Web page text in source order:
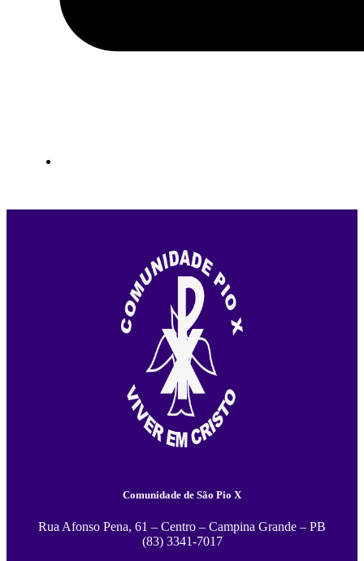
Comunidade de São Pio X
Rua Afonso Pena, 61 – Centro – Campina Grande – PB
(83) 3341-7017